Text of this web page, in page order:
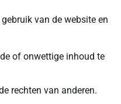
van de website en
of onwettige inhoud te
rechten van anderen.